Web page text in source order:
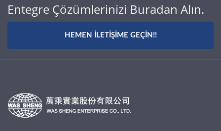
Entegre Çözümlerinizi Buradan Alın.
HEMEN İLETIŞIME GEÇIN!!